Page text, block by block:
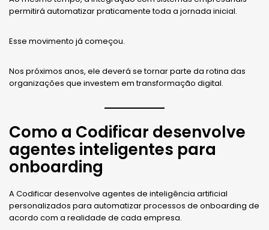
permitirá automatizar praticamente toda a jornada inicial.
Esse movimento já começou.
Nos próximos anos, ele deverá se tornar parte da rotina das
organizações que investem em transformação digital.
Como a Codificar desenvolve
agentes inteligentes para
onboarding
A Codificar desenvolve agentes de inteligência artificial
personalizados para automatizar processos de onboarding de
acordo com a realidade de cada empresa.